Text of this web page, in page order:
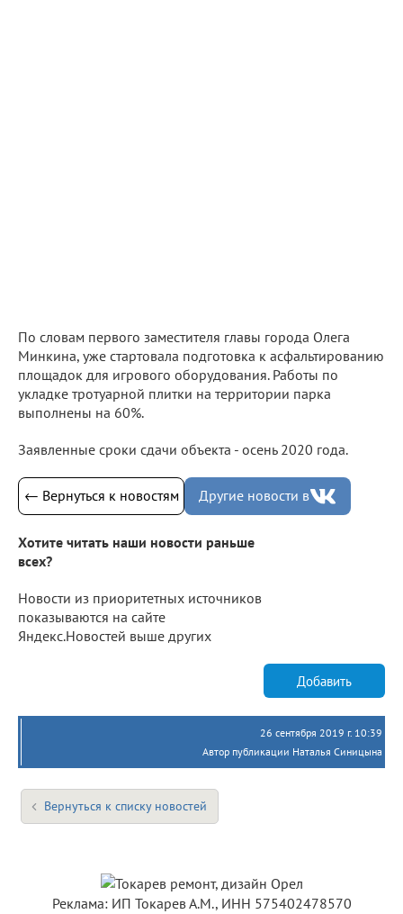
По словам первого заместителя главы города Олега
Минкина, уже стартовала подготовка к асфальтированию
площадок для игрового оборудования. Работы по
укладке тротуарной плитки на территории парка
выполнены на 60%.
Заявленные сроки сдачи объекта - осень 2020 года.
← Вернуться к новостям Другие новости в
Хотите читать наши новости раньше
всех?
Новости из приоритетных источников
показываются на сайте
Яндекс.Новостей выше других
Добавить
26 сентября 2019 г. 10:39
Автор публикации Наталья Синицына
Вернуться к списку новостей
Реклама: ИП Токарев А.М., ИНН 575402478570